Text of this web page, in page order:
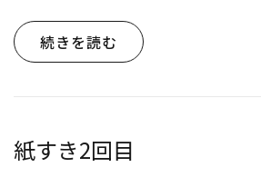
続きを読む
紙すき2回目